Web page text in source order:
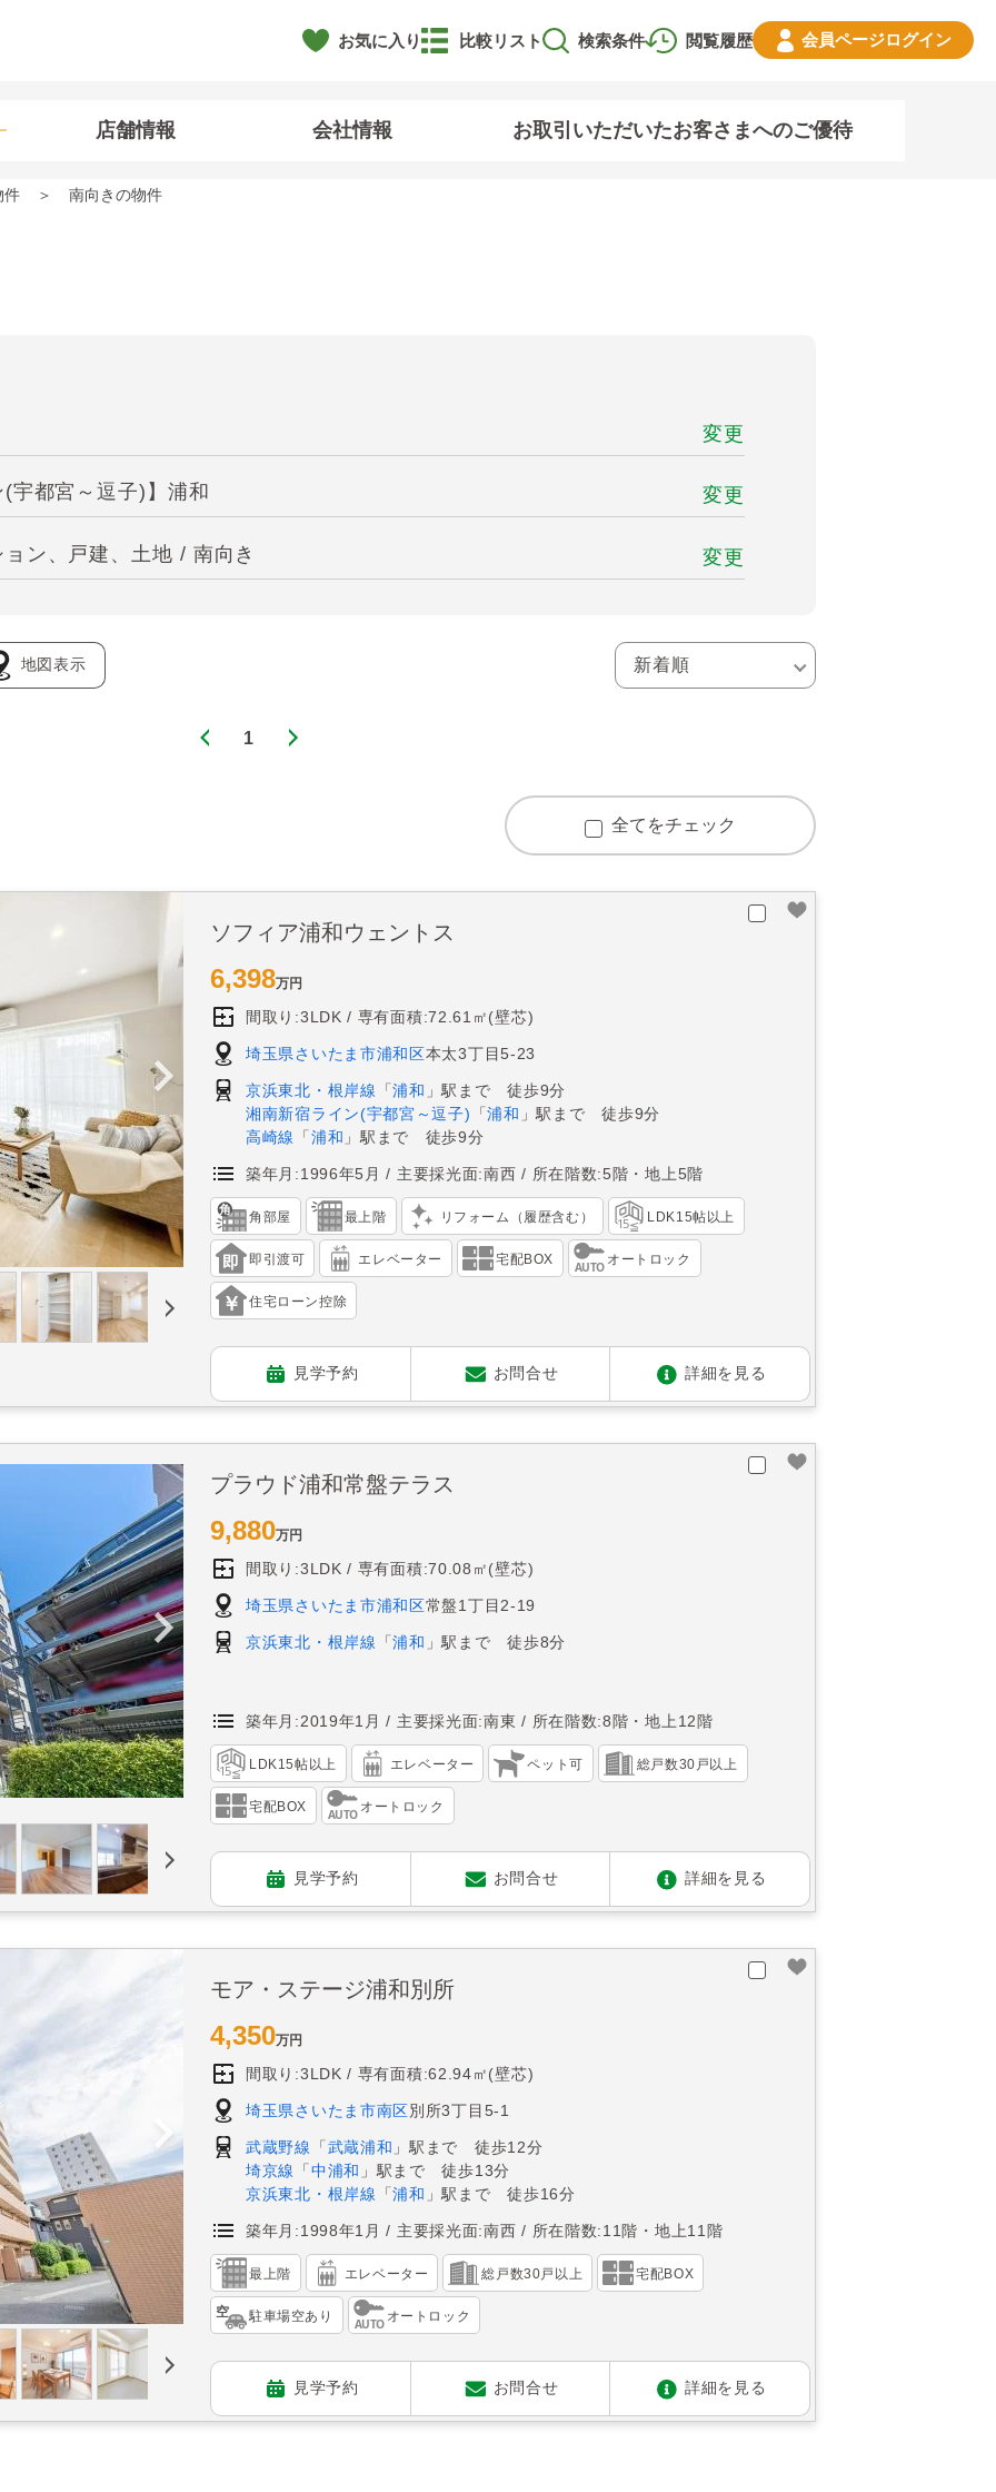
お気に入り 閲覧履歴
比較リスト 検索条件 会員ページログイン
店舗情報 会社情報 お取引いただいたお客さまへのご優待
件 南向きの物件
変更
都宮～逗子)】浦和 変更
ン、戸建、土地 / 南向き 変更
地図表示
1
全てをチェック
ソフィア浦和ウェントス
6,398万円
間取り:3LDK 専有面積:72.61㎡(壁芯)
埼玉県さいたま市浦和区本太3丁目5-23
京浜東北・根岸線 「浦和 」駅まで 徒歩9分
湘南新宿ライン(宇都宮～逗子) 「浦和 」駅まで 徒歩9分
高崎線
「 浦和 」駅まで 徒歩9分
築年月:1996年5月 主要採光面:南西 所在階数:5階・地上5階
角部屋 最上階 リフォーム（履歴含む） LDK15帖以上
即引渡可 エレベーター 宅配BOX オートロック
住宅ローン控除
見学予約 お問合せ 詳細を見る
プラウド浦和常盤テラス
9,880万円
間取り:3LDK 専有面積:70.08㎡(壁芯)
埼玉県さいたま市浦和区常盤1丁目2-19
京浜東北・根岸線 「浦和 」駅まで 徒歩8分
築年月:2019年1月 主要採光面:南東 所在階数:8階・地上12階
LDK15帖以上 エレベーター ペット可 総戸数30戸以上
宅配BOX オートロック
見学予約 お問合せ 詳細を見る
モア・ステージ浦和別所
4,350万円
間取り:3LDK 専有面積:62.94㎡(壁芯)
埼玉県さいたま市南区別所3丁目5-1
武蔵野線 「 武蔵浦和 」駅まで 徒歩12分
埼京線
「 中浦和 」駅まで 徒歩13分
京浜東北・根岸線
「浦和 」駅まで 徒歩16分
築年月:1998年1月 主要採光面:南西 所在階数:11階・地上11階
最上階 エレベーター 総戸数30戸以上 宅配BOX
駐車場空あり オートロック
見学予約 お問合せ 詳細を見る